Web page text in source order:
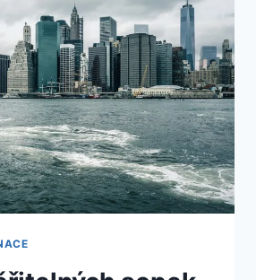
VÁM
VYPLATÍ